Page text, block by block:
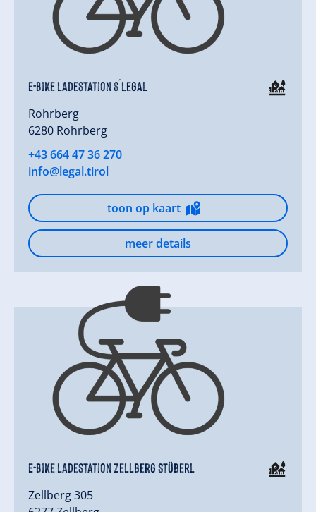
E-Bike Ladestation s´Legal
Rohrberg
6280 Rohrberg
+43 664 47 36 270
info@legal.tirol
toon op kaart
meer details
E-Bike Ladestation Zellberg Stüberl
Zellberg 305